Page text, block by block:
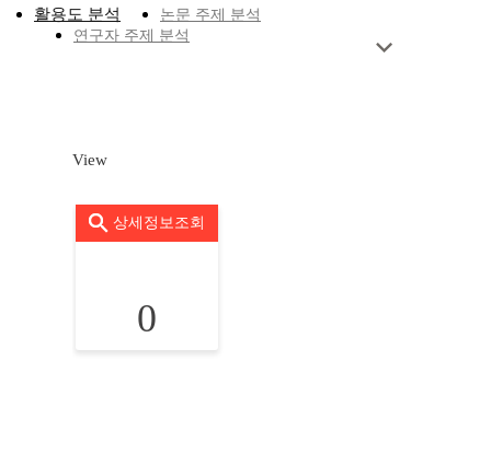
활용도 분석
논문 주제 분석
연구자 주제 분석
View
상세정보조회
0